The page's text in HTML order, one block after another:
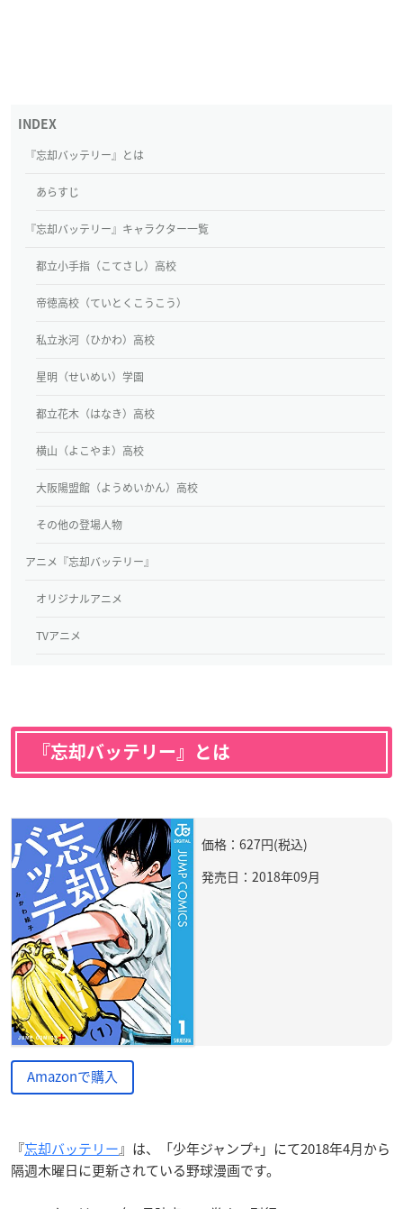
『忘却バッテリー』とは
あらすじ
『忘却バッテリー』キャラクター一覧
都立小手指（こてさし）高校
帝徳高校（ていとくこうこう）
私立氷河（ひかわ）高校
星明（せいめい）学園
都立花木（はなき）高校
横山（よこやま）高校
大阪陽盟館（ようめいかん）高校
その他の登場人物
アニメ『忘却バッテリー』
オリジナルアニメ
TVアニメ
『忘却バッテリー』とは
価格：627円(税込)
発売日：2018年09月
Amazonで購入
『忘却バッテリー』は、「少年ジャンプ+」にて2018年4月から
隔週木曜日に更新されている野球漫画です。